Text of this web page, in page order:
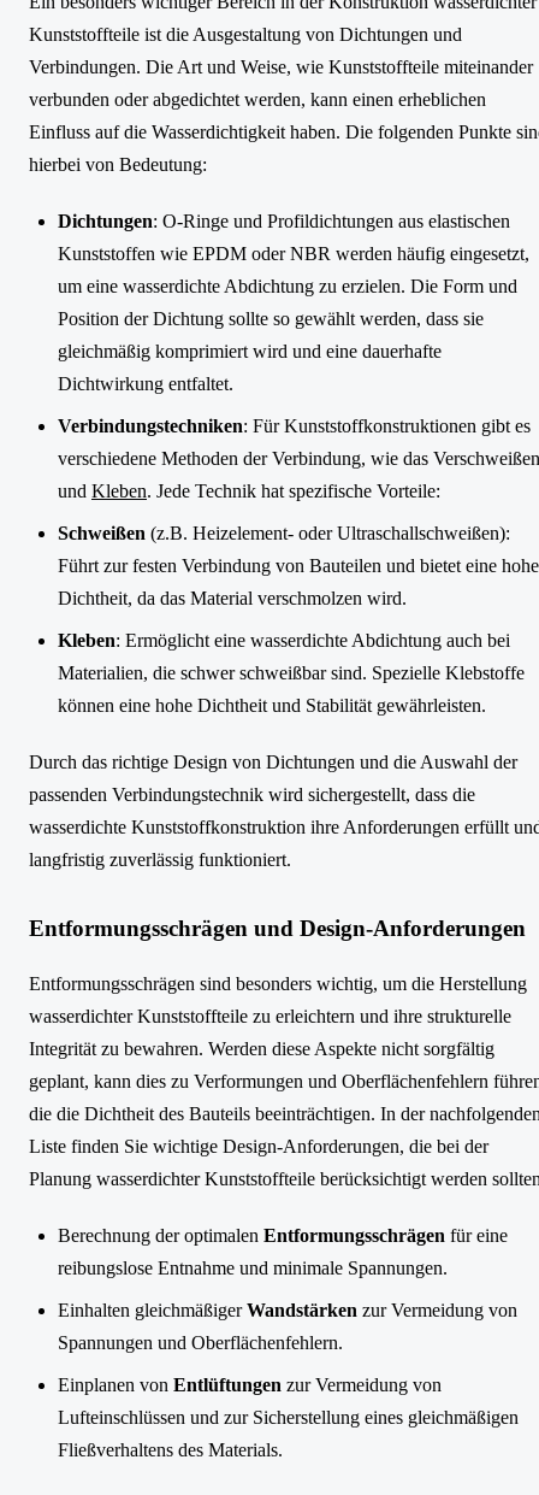
Kunststoffteile ist die Ausgestaltung von Dichtungen und
Verbindungen. Die Art und Weise, wie Kunststoffteile miteinander
verbunden oder abgedichtet werden, kann einen erheblichen
Einfluss auf die Wasserdichtigkeit haben. Die folgenden Punkte
hierbei von Bedeutung:
Dichtungen: O-Ringe und Profildichtungen aus elastischen
Kunststoffen wie EPDM oder NBR werden häufig eingesetzt,
um eine wasserdichte Abdichtung zu erzielen. Die Form und
Position der Dichtung sollte so gewählt werden, dass sie
gleichmäßig komprimiert wird und eine dauerhafte
Dichtwirkung entfaltet.
Verbindungstechniken: Für Kunststoffkonstruktionen gibt es
verschiedene Methoden der Verbindung, wie das Verschweißen
und Kleben. Jede Technik hat spezifische Vorteile:
Schweißen (z.B. Heizelement- oder Ultraschallschweißen):
Führt zur festen Verbindung von Bauteilen und bietet eine hohe
Dichtheit, da das Material verschmolzen wird.
Kleben: Ermöglicht eine wasserdichte Abdichtung auch bei
Materialien, die schwer schweißbar sind. Spezielle Klebstoffe
können eine hohe Dichtheit und Stabilität gewährleisten.
Durch das richtige Design von Dichtungen und die Auswahl der
passenden Verbindungstechnik wird sichergestellt, dass die
wasserdichte Kunststoffkonstruktion ihre Anforderungen erfüllt
langfristig zuverlässig funktioniert.
Entformungsschrägen und Design-Anforderungen
Entformungsschrägen sind besonders wichtig, um die Herstellung
wasserdichter Kunststoffteile zu erleichtern und ihre strukturelle
Integrität zu bewahren. Werden diese Aspekte nicht sorgfältig
geplant, kann dies zu Verformungen und Oberflächenfehlern
die die Dichtheit des Bauteils beeinträchtigen. In der
Liste finden Sie wichtige Design-Anforderungen, die bei der
Planung wasserdichter Kunststoffteile berücksichtigt werden
Berechnung der optimalen Entformungsschrägen für eine
reibungslose Entnahme und minimale Spannungen.
Einhalten gleichmäßigerWandstärken zur Vermeidung von
Spannungen und Oberflächenfehlern.
Einplanen von Entlüftungen zur Vermeidung von
Lufteinschlüssen und zur Sicherstellung eines gleichmäßigen
Fließverhaltens des Materials.